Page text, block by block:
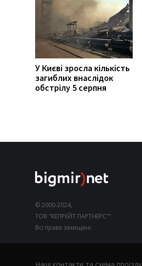
У Києві зросла кількість
загиблих внаслідок
обстрілу 5 серпня
© 2000-2024,
ТОВ "КЕПРЕЙТ ПАРТНЕРС"".
Всі права захищені.